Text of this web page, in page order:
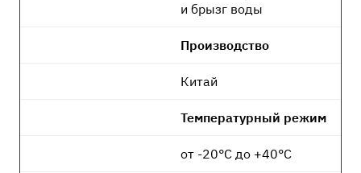
и брызг воды
Производство
Китай
Температурный режим
от -20°C до +40°C